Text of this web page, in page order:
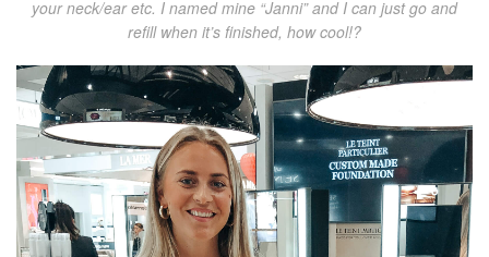
your neck/ear etc. I named mine “Janni” and I can just go and
refill when it’s finished, how cool!?